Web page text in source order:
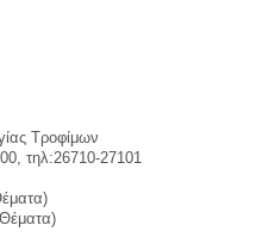
Τροφίμων
τηλ:26710-27101
Θέματα)